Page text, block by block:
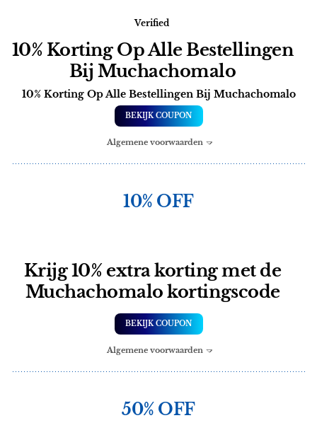
Verified
10% Korting Op Alle Bestellingen
Bij Muchachomalo
10% Korting Op Alle Bestellingen Bij Muchachomalo
BEKIJK COUPON
Algemene voorwaarden
10% OFF
Krijg 10% extra korting met de
Muchachomalo kortingscode
BEKIJK COUPON
Algemene voorwaarden
50% OFF